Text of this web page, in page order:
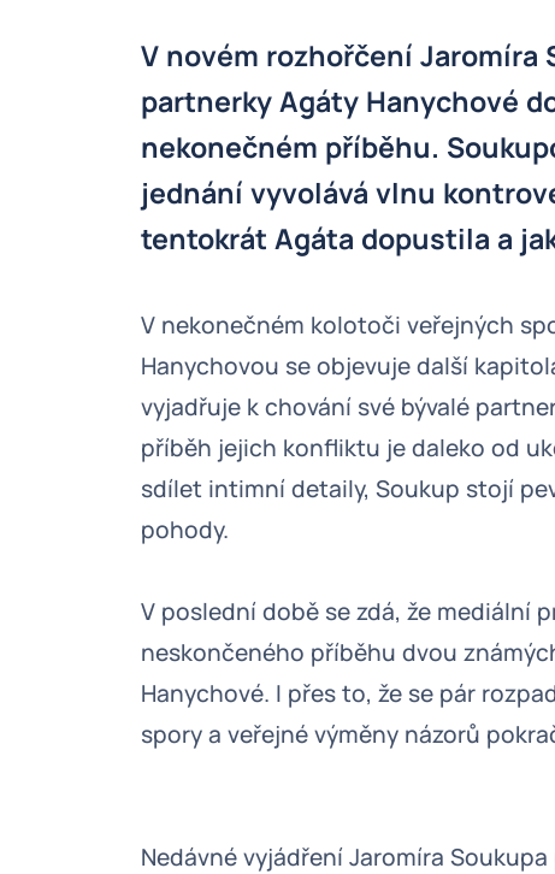
V novém rozhořčení Jaromíra
partnerky Agáty Hanychové
nekonečném příběhu.
jednání vyvolává vlnu
tentokrát Agáta dopustila a
V nekonečném kolotoči veřejných
Hanychovou se objevuje další
vyjadřuje k chování své bývalé
příběh jejich konfliktu je daleko od
sdílet intimní detaily, Soukup stojí
pohody.
V poslední době se zdá, že mediální
neskončeného příběhu dvou
Hanychové. I přes to, že se pár
spory a veřejné výměny názorů
Nedávné vyjádření Jaromíra